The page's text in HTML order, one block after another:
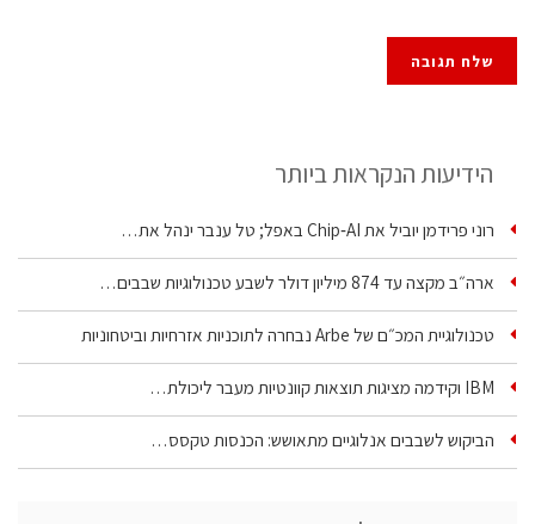
הידיעות הנקראות ביותר
רוני פרידמן יוביל את Chip‑AI באפל; טל ענבר ינהל את…
ארה״ב מקצה עד 874 מיליון דולר לשבע טכנולוגיות שבבים…
טכנולוגיית המכ״ם של Arbe נבחרה לתוכניות אזרחיות וביטחוניות
IBM וקידמה מציגות תוצאות קוונטיות מעבר ליכולת…
הביקוש לשבבים אנלוגיים מתאושש: הכנסות טקסס…